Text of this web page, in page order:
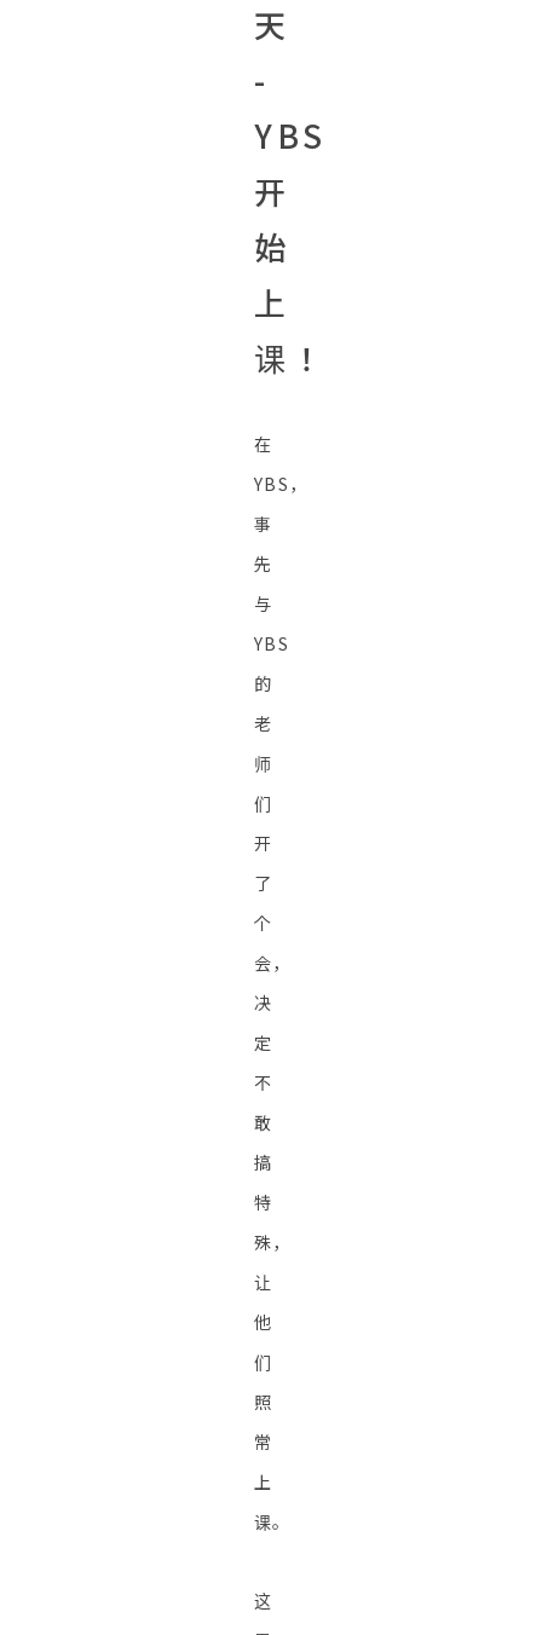
天
-
YBS
开
始
上
课！
在
YBS，
事
先
与
YBS
的
老
师
们
开
了
个
会，
决
定
不
敢
搞
特
殊，
让
他
们
照
常
上
课。
这